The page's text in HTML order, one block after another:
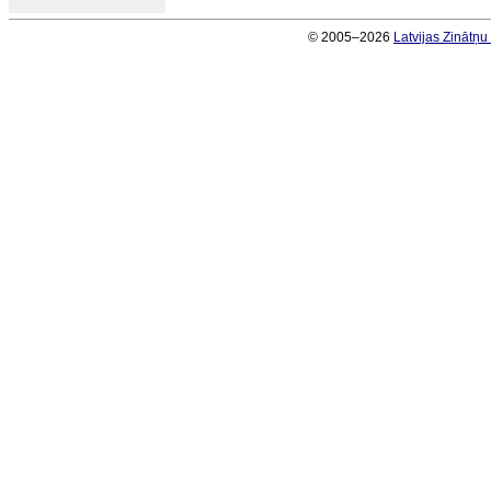
© 2005–2026 Latvijas